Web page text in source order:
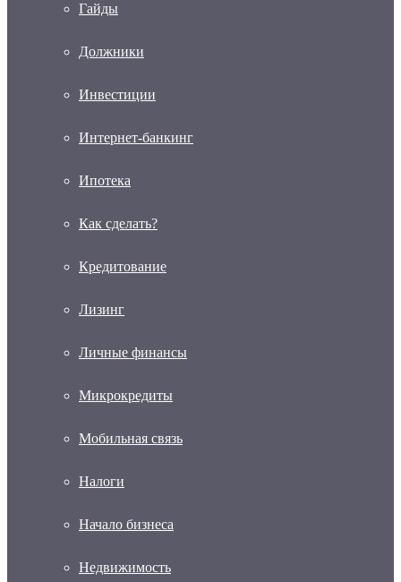
Гайды
Должники
Инвестиции
Интернет-банкинг
Ипотека
Как сделать?
Кредитование
Лизинг
Личные финансы
Микрокредиты
Мобильная связь
Налоги
Начало бизнеса
Недвижимость